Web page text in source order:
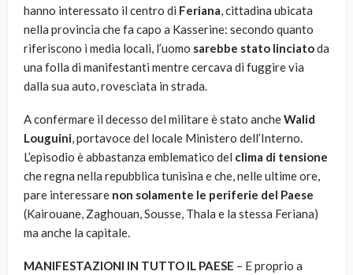
hanno interessato il centro di Feriana, cittadina ubicata
nella provincia che fa capo a Kasserine: secondo quanto
riferiscono i media locali, l’uomo sarebbe stato linciatoda
una folla di manifestanti mentre cercava di fuggire via
dalla sua auto, rovesciata in strada.
A confermare il decesso del militare è stato ancheWalid
Louguini, portavoce del locale Ministero dell’Interno.
L’episodio è abbastanza emblematico del clima di tensione
che regna nella repubblica tunisina e che, nelle ultime ore,
pare interessare non solamente le periferie del Paese
(Kairouane, Zaghouan, Sousse, Thala e la stessa Feriana)
ma anche la capitale.
MANIFESTAZIONI IN TUTTO IL PAESE – E proprio a